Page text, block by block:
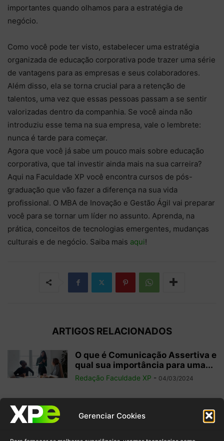
Gerenciar Cookies
importantes quando olhamos para a estratégia de
negócio.
Como você pode ter visto, estabelecer uma estratégia
organizada de educação corporativa pode trazer uma série
de vantagens para as empresas e seus colaboradores.
Além disso, ela se torna crucial para a retenção de
talentos, uma vez que essas pessoas passam a se sentir
valorizadas dentro da companhia. Se você ainda não
introduziu esse tema na sua empresa, vale o lembrete:
nunca é tarde para começar.
Agora que você já sabe um pouco mais sobre educação
corporativa, que tal investir ainda mais na sua carreira?
Aqui na Faculdade XP você encontra cursos de pós-
graduação que vão fazer a diferença na sua vida
profissional. O MBA de Inovação e Gestão Ágil vai preparar
você para se tornar um líder no assunto. Aprenda, na
prática, conceitos de tecnologias emergentes, mudanças
culturais e de negócio. Saiba mais aqui!
ARTIGOS RELACIONADOS
O que é Comunicação Assertiva e
qual sua importância para uma...
Redação Faculdade XP - 04/03/2024
15 tipos de feedback que você
pode implementar na gestão de...